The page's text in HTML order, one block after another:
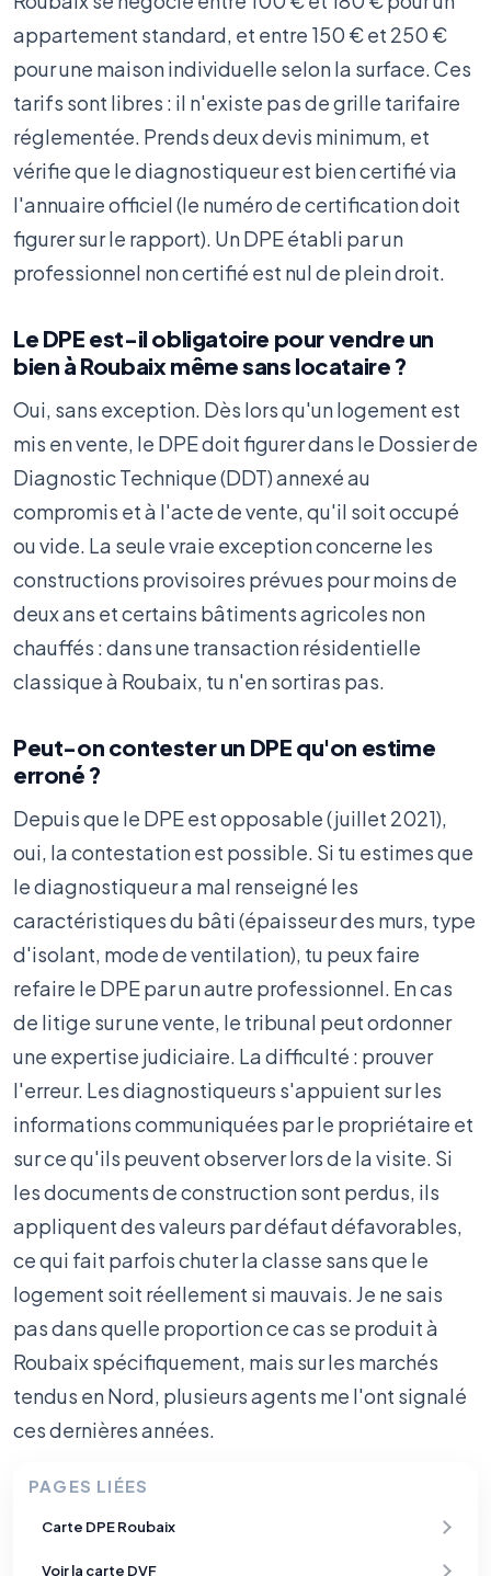
appartement standard, et entre 150 € et 250 €
pour une maison individuelle selon la surface. Ces
tarifs sont libres : il n'existe pas de grille tarifaire
réglementée. Prends deux devis minimum, et
vérifie que le diagnostiqueur est bien certifié via
l'annuaire officiel (le numéro de certification doit
figurer sur le rapport). Un DPE établi par un
professionnel non certifié est nul de plein droit.
Le DPE est-il obligatoire pour vendre un
bien à Roubaix même sans locataire ?
Oui, sans exception. Dès lors qu'un logement est
mis en vente, le DPE doit figurer dans le Dossier de
Diagnostic Technique (DDT) annexé au
compromis et à l'acte de vente, qu'il soit occupé
ou vide. La seule vraie exception concerne les
constructions provisoires prévues pour moins de
deux ans et certains bâtiments agricoles non
chauffés : dans une transaction résidentielle
classique à Roubaix, tu n'en sortiras pas.
Peut-on contester un DPE qu'on estime
erroné ?
Depuis que le DPE est opposable (juillet 2021),
oui, la contestation est possible. Si tu estimes que
le diagnostiqueur a mal renseigné les
caractéristiques du bâti (épaisseur des murs, type
d'isolant, mode de ventilation), tu peux faire
refaire le DPE par un autre professionnel. En cas
de litige sur une vente, le tribunal peut ordonner
une expertise judiciaire. La difficulté : prouver
l'erreur. Les diagnostiqueurs s'appuient sur les
informations communiquées par le propriétaire et
sur ce qu'ils peuvent observer lors de la visite. Si
les documents de construction sont perdus, ils
appliquent des valeurs par défaut défavorables,
ce qui fait parfois chuter la classe sans que le
logement soit réellement si mauvais. Je ne sais
pas dans quelle proportion ce cas se produit à
Roubaix spécifiquement, mais sur les marchés
tendus en Nord, plusieurs agents me l'ont signalé
ces dernières années.
PAGES LIÉES
Carte DPE Roubaix
Voir la carte DVF